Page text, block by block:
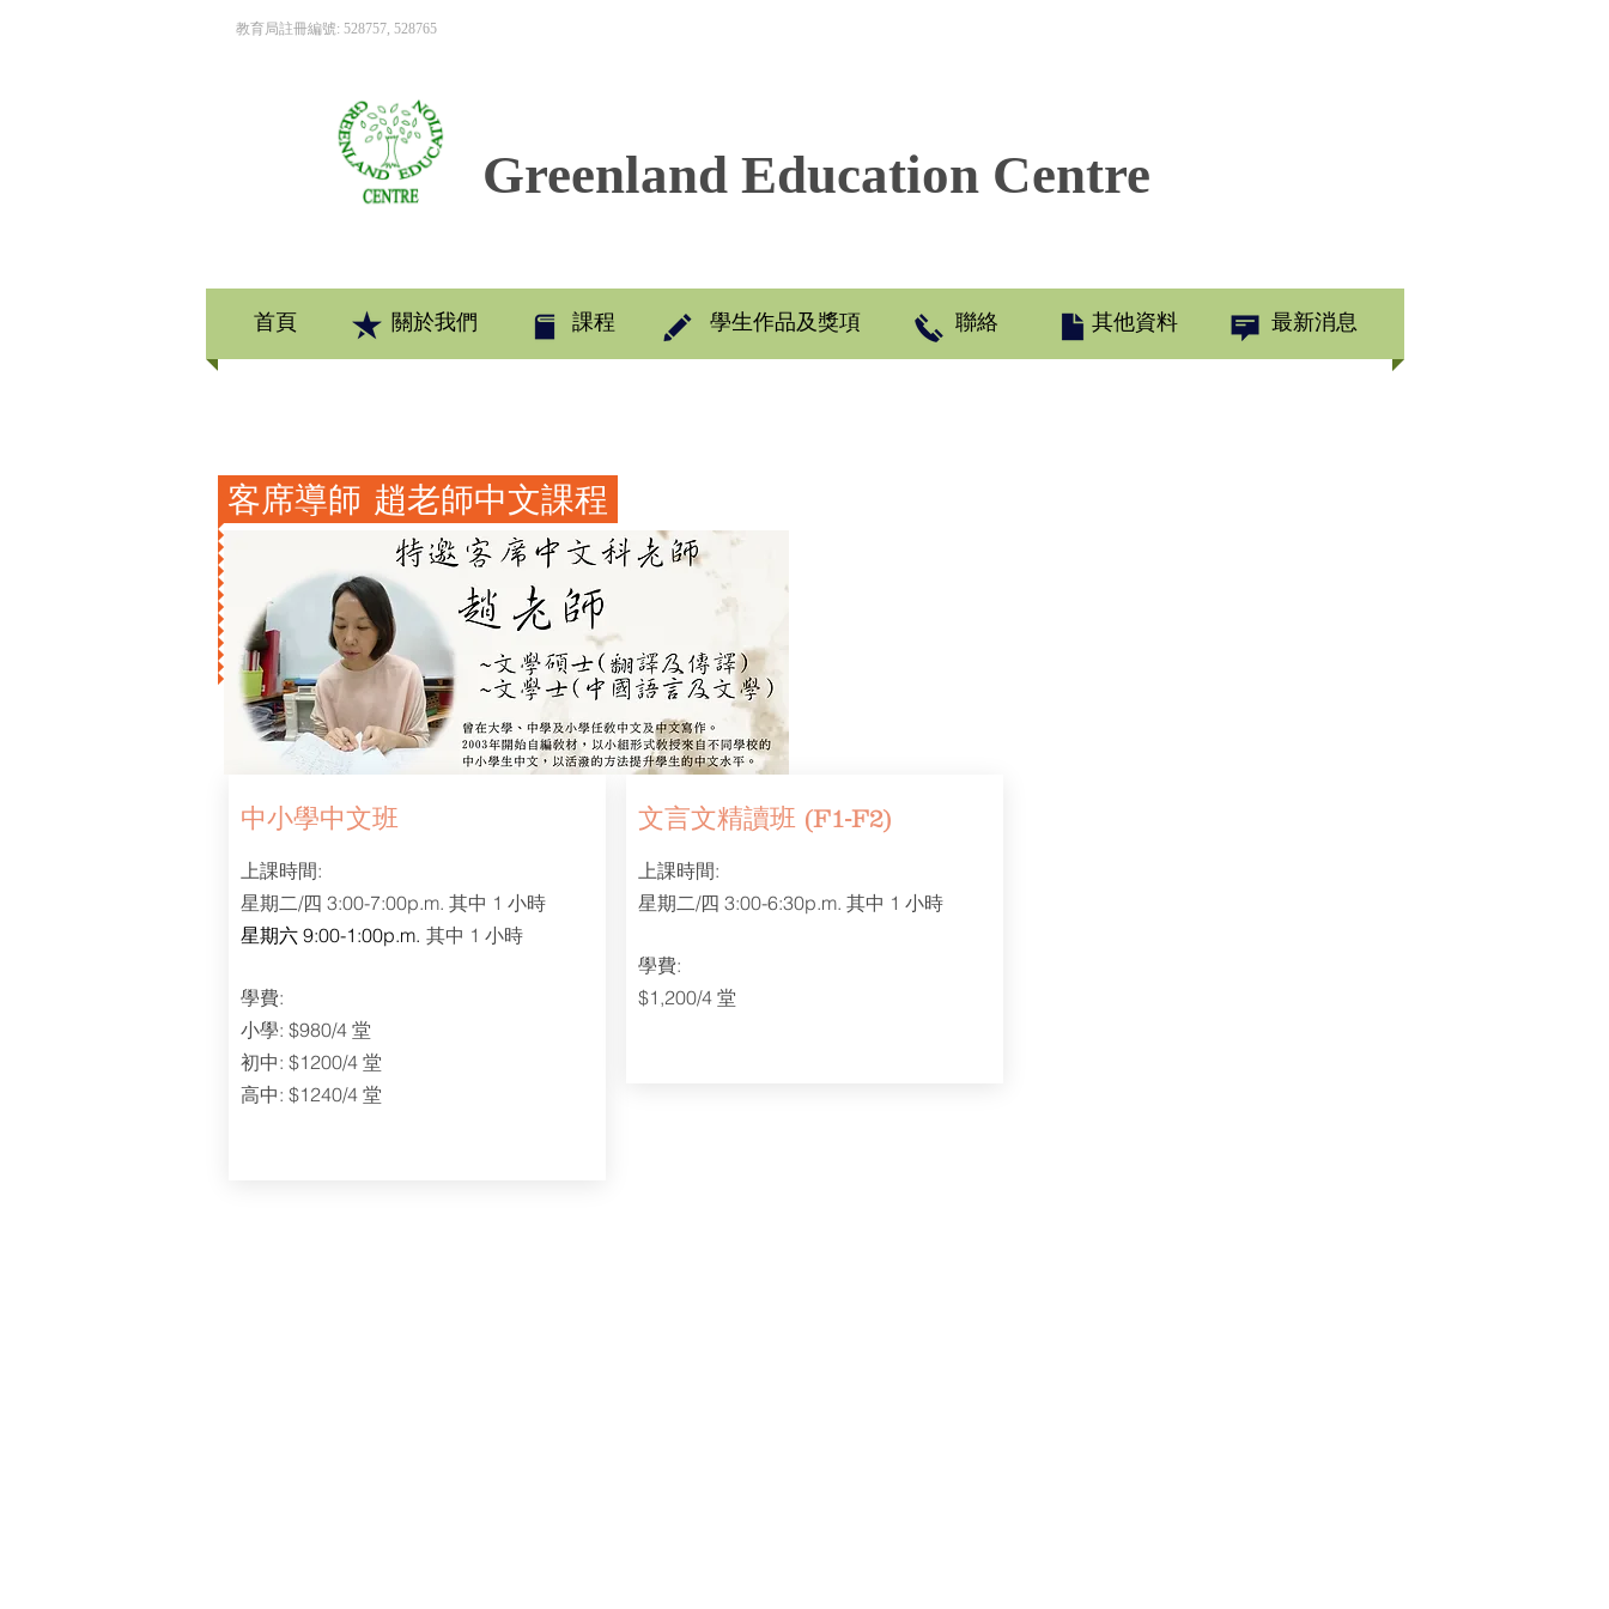
教育局註冊編號: 528757, 528765
Greenland Education Centre
首頁 關於我們 課程 學生作品及獎項 聯絡 其他資料 最新消息
客席導師 趙老師中文課程
中小學中文班
上課時間:
星期二/四 3:00-7:00p.m. 其中 1 小時
星期六 9:00-1:00p.m. 其中 1 小時
學費:
小學: $980/4 堂
初中: $1200/4 堂
高中: $1240/4 堂
文言文精讀班 (F1-F2)
上課時間:
星期二/四 3:00-6:30p.m. 其中 1 小時
學費:
$1,200/4 堂